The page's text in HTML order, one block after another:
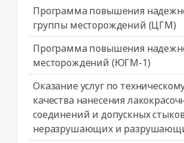
Программа повышения
группы месторождений (ЦГМ)
Программа повышения
месторождений (ЮГМ-1)
Оказание услуг по
качества нанесения
соединений и допускных
неразрушающих и